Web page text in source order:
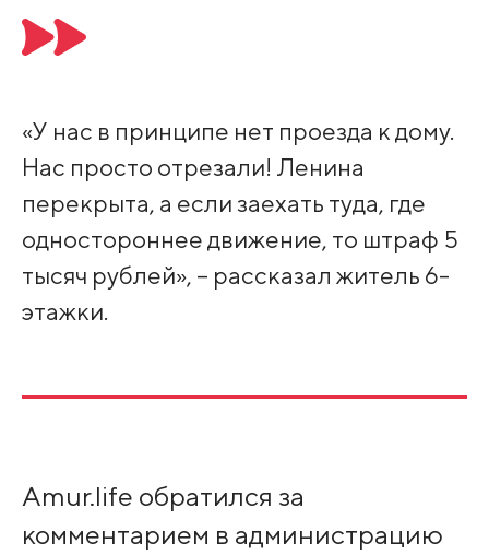
«У нас в принципе нет проезда к дому.
Нас просто отрезали! Ленина
перекрыта, а если заехать туда, где
одностороннее движение, то штраф 5
тысяч рублей», – рассказал житель 6-
этажки.
Amur.life обратился за
комментарием в администрацию